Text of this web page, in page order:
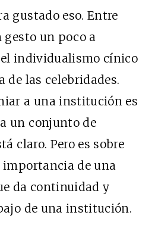
gustado eso. Entre
gesto un poco a
individualismo cínico
de las celebridades.
a una institución es
un conjunto de
claro. Pero es sobre
importancia de una
da continuidad y
de una institución.